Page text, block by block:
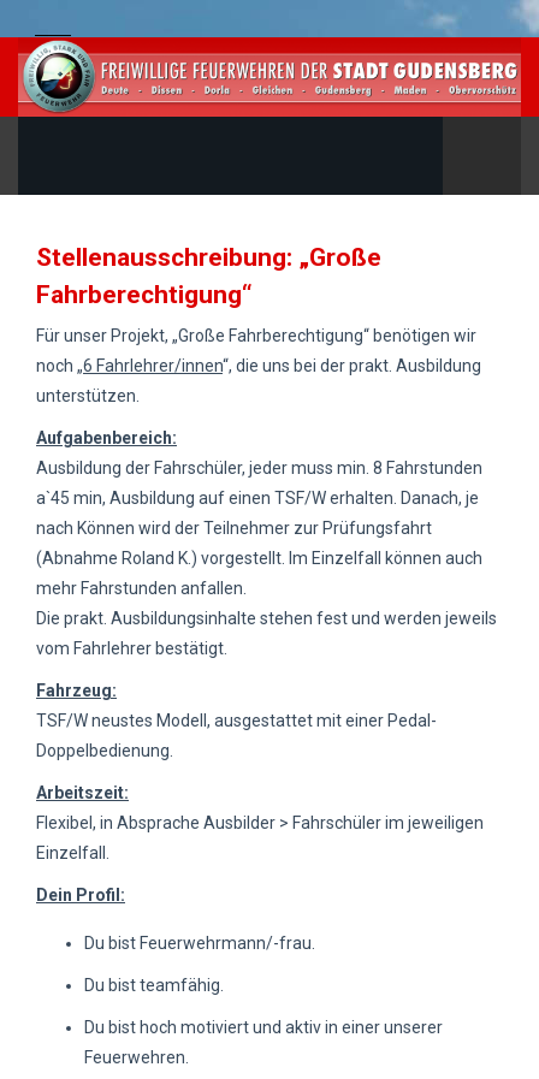
Stellenausschreibung: „Große
Fahrberechtigung“
Für unser Projekt, „Große Fahrberechtigung“ benötigen wir
noch „6 Fahrlehrer/innen“, die uns bei der prakt. Ausbildung
unterstützen.
Aufgabenbereich:
Ausbildung der Fahrschüler, jeder muss min. 8 Fahrstunden
a`45 min, Ausbildung auf einen TSF/W erhalten. Danach, je
nach Können wird der Teilnehmer zur Prüfungsfahrt
(Abnahme Roland K.) vorgestellt. Im Einzelfall können auch
mehr Fahrstunden anfallen.
Die prakt. Ausbildungsinhalte stehen fest und werden jeweils
vom Fahrlehrer bestätigt.
Fahrzeug:
TSF/W neustes Modell, ausgestattet mit einer Pedal-
Doppelbedienung.
Arbeitszeit:
Flexibel, in Absprache Ausbilder > Fahrschüler im jeweiligen
Einzelfall.
Dein Profil:
Du bist Feuerwehrmann/-frau.
Du bist teamfähig.
Du bist hoch motiviert und aktiv in einer unserer
Feuerwehren.